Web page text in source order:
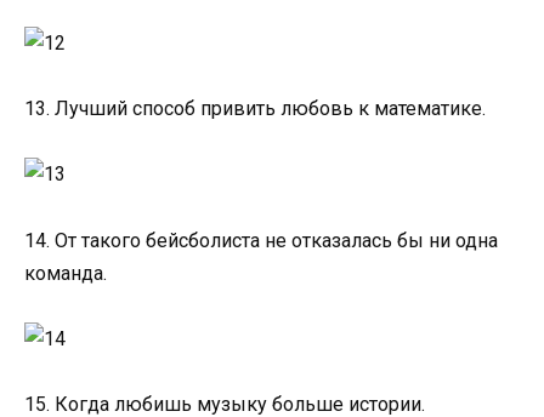
13. Лучший способ привить любовь к математике.
14. От такого бейсболиста не отказалась бы ни одна
команда.
15. Когда любишь музыку больше истории.